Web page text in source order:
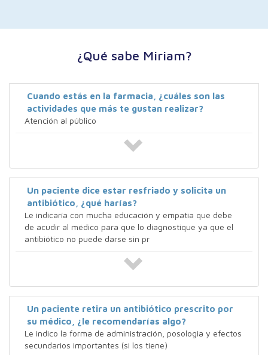
¿Qué sabe Miriam?
Cuando estás en la farmacia, ¿cuáles son las
actividades que más te gustan realizar?
Atención al público
Un paciente dice estar resfriado y solicita un
antibiótico, ¿qué harías?
Le indicaría con mucha educación y empatia que debe
de acudir al médico para que lo diagnostique ya que el
antibiótico no puede darse sin pr
Un paciente retira un antibiótico prescrito por
su médico, ¿le recomendarías algo?
Le indico la forma de administración, posologia y efectos
secundarios importantes (si los tiene)